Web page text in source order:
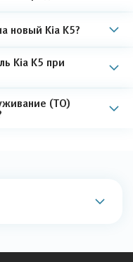
новый Kia K5?
Kia K5 при
(ТО)